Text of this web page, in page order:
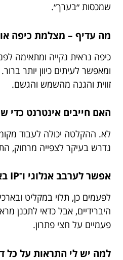
שמכסות ״בערך״.
מה עדיף – מצלמת כיפה או
כיפה נראית נקייה ומתאימה
ומאפשר לעיתים כיוון יותר
זווית והגנה מהשמש והגשם.
האם חייבים אינטרנט כדי
לא. ההקלטה יכולה לעבוד
נדרש בעיקר לצפייה מרחוק,
אפשר לערבב אנלוגי ו־IP באותה מערכת?
לפעמים כן, תלוי במקליט
היברידיים, אבל כדאי לתכנן
פעמיים על חצי פתרון.
למה יש לי התראות על כל